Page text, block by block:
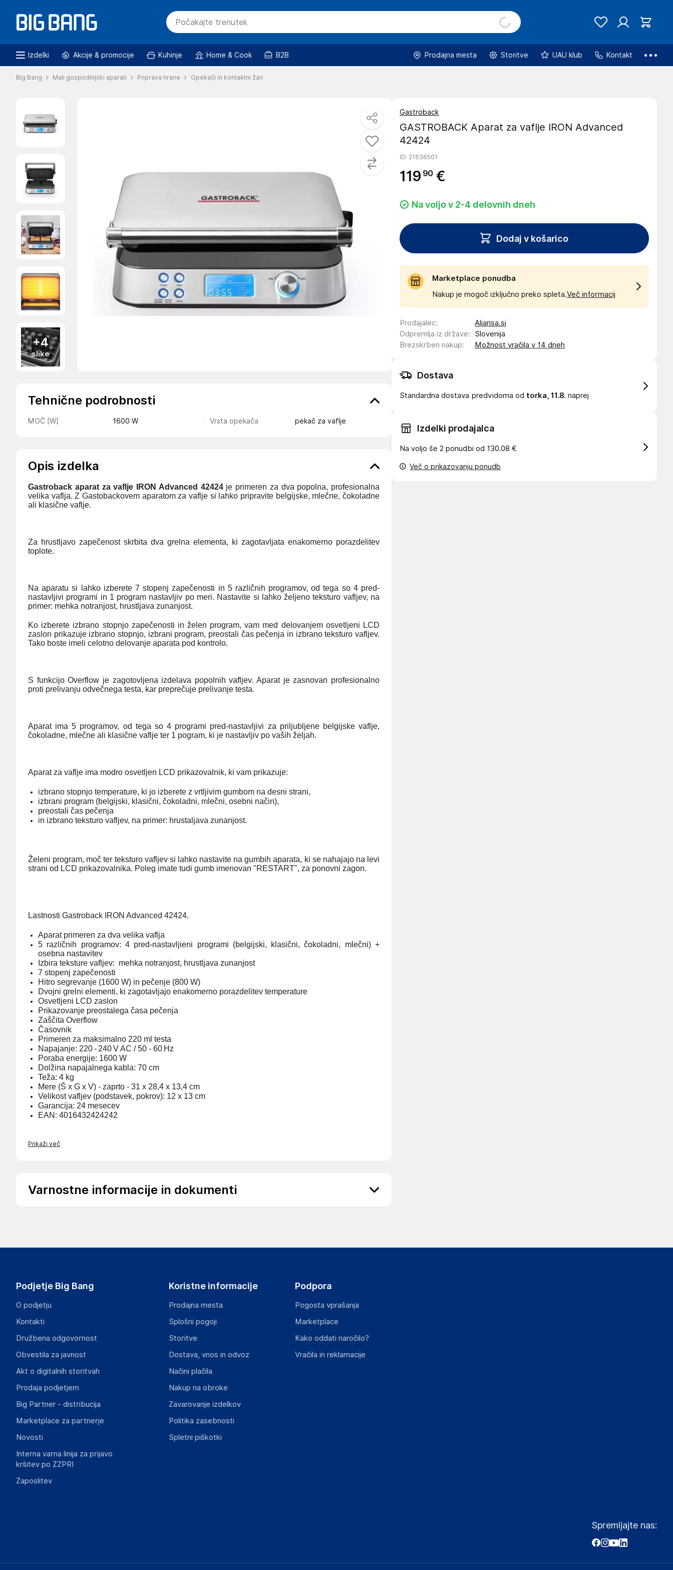
Izdelki Akcije & promocije Kuhinje Home & Cook B2B Prodajna mesta Storitve UAU klub Kontakt
Big Bang Mali gospodinjski aparati Priprava hrane Opekači in kontaktni žari
+4
slike
Tehnične podrobnosti
MOČ [W] 1600 W Vrsta opekača pekač za vaflje
Opis izdelka
Gastroback aparat za vaflje IRON Advanced 42424je primeren za dva popolna, profesionalna
velika vaflja. Z Gastobackovem aparatom za vaflje si lahko pripravite belgijske, mlečne, čokoladne
ali klasične vaflje.
Za hrustljavo zapečenost skrbita dva grelna elementa, ki zagotavljata enakomerno porazdelitev
toplote.
Na aparatu si lahko izberete 7 stopenj zapečenosti in 5 različnih programov, od tega so 4 pred-
nastavljivi programi in 1 program nastavljiv po meri. Nastavite si lahko željeno teksturo vafljev, na
primer: mehka notranjost, hrustljava zunanjost.
Ko izberete izbrano stopnjo zapečenosti in želen program, vam med delovanjem osvetljeni LCD
zaslon prikazuje izbrano stopnjo, izbrani program, preostali čas pečenja in izbrano teksturo vafljev.
Tako boste imeli celotno delovanje aparata pod kontrolo.
S funkcijo Overflow je zagotovljena izdelava popolnih vafljev. Aparat je zasnovan profesionalno
proti prelivanju odvečnega testa, kar preprečuje prelivanje testa.
Aparat ima 5 programov, od tega so 4 programi pred-nastavljivi za priljubljene belgijske vaflje,
čokoladne, mlečne ali klasične vaflje ter 1 pogram, ki je nastavljiv po vaših željah.
Aparat za vaflje ima modro osvetljen LCD prikazovalnik, ki vam prikazuje:
izbrano stopnjo temperature, ki jo izberete z vrtljivim gumbom na desni strani,
izbrani program (belgijski, klasični, čokoladni, mlečni, osebni način),
preostali čas pečenja
in izbrano teksturo vafljev, na primer: hrustaljava zunanjost.
Želeni program, moč ter teksturo vafljev si lahko nastavite na gumbih aparata, ki se nahajajo na levi
strani od LCD prikazovalnika. Poleg imate tudi gumb imenovan "RESTART", za ponovni zagon.
Lastnosti Gastroback IRON Advanced 42424.
Aparat primeren za dva velika vaflja
5 različnih programov: 4 pred-nastavljieni programi (belgijski, klasični, čokoladni, mlečni) +
osebna nastavitev
Izbira teksture vafljev: mehka notranjost, hrustljava zunanjost
7 stopenj zapečenosti
Hitro segrevanje (1600 W) in pečenje (800 W)
Dvojni grelni elementi, ki zagotavljajo enakomerno porazdelitev temperature
Osvetljeni LCD zaslon
Prikazovanje preostalega časa pečenja
Zaščita Overflow
Časovnik
Primeren za maksimalno 220 ml testa
Napajanje: 220 - 240 V AC / 50 - 60 Hz
Poraba energije: 1600 W
Dolžina napajalnega kabla: 70 cm
Teža: 4 kg
Mere (Š x G x V) - zaprto - 31 x 28,4 x 13,4 cm
Velikost vafljev (podstavek, pokrov): 12 x 13 cm
Garancija: 24 mesecev
EAN: 4016432424242
Prikaži več
Varnostne informacije in dokumenti
info@gastroback.de
Gospodarski subjekt s sedežem v EU, ki zagotavlja skladnost izdelka z zahtevanimi predpisi.
Gewerbestrasse20, 21279 Hollenstedt
Nemčija
Gastroback
GASTROBACK Aparat za vaflje IRON Advanced
42424
ID: 21636501
119 90 €
Na voljo v 2-4 delovnih dneh
Dodaj v košarico
Marketplace ponudba
Nakup je mogoč izključno preko spleta.Več informacij
Prodajalec:
Aliansa.si
Odpremlja iz države:
Slovenija
Brezskrben nakup: Možnost vračila v 14 dneh
Dostava
Standardna dostava predvidoma od torka, 11.8. naprej
Izdelki prodajalca
Na voljo še 2 ponudbi od 130.08 €
Več o prikazovanju ponudb
Podjetje Big Bang
O podjetju
Kontakti
Družbena odgovornost
Obvestila za javnost
Akt o digitalnih storitvah
Prodaja podjetjem
Big Partner - distribucija
Marketplace za partnerje
Novosti
Interna varna linija za prijavo
kršitev po ZZPRI
Zaposlitev
Koristne informacije
Prodajna mesta
Splošni pogoji
Storitve
Dostava, vnos in odvoz
Načini plačila
Nakup na obroke
Zavarovanje izdelkov
Politika zasebnosti
Spletni piškotki
Podpora
Pogosta vprašanja
Marketplace
Kako oddati naročilo?
Vračila in reklamacije
Spremljajte nas: